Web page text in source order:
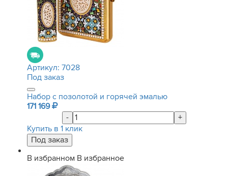
Артикул: 7028
Под заказ
Набор с позолотой и горячей эмалью
171 169
-
+
Купить в 1 клик
В избранном В избранное